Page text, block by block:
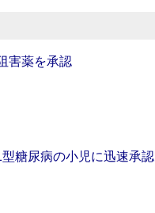
害薬を承認
糖尿病の小児に迅速承認